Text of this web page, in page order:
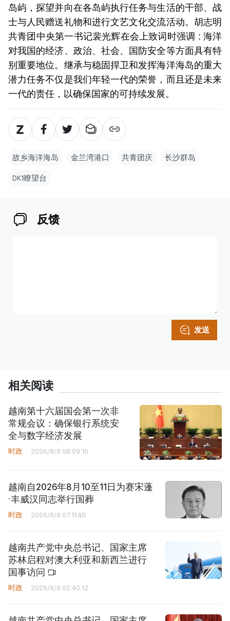
岛屿，探望并向在各岛屿执行任务与生活的干部、战
士与人民赠送礼物和进行文艺文化交流活动。胡志明
共青团中央第一书记裴光辉在会上致词时强调 : 海洋
对我国的经济、政治、社会、国防安全等方面具有特
别重要地位。继承与稳固捍卫和发挥海洋海岛的重大
潜力任务不仅是我们年轻一代的荣誉，而且还是未来
一代的责任，以确保国家的可持续发展。
故乡海洋海岛 金兰湾港口 共青团庆 长沙群岛
DK1瞭望台
反馈
发送
相关阅读
越南第十六届国会第一次非
常规会议：确保银行系统安
全与数字经济发展
时政 2026/8/9 08:09:10
越南自2026年8月10至11日为赛宋蓬
·丰威汉同志举行国葬
时政 2026/8/9 07:11:40
越南共产党中央总书记、国家主席
苏林启程对澳大利亚和新西兰进行
国事访问
时政 2026/8/9 02:40:12